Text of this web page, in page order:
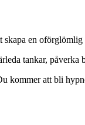
en oförglömlig
tankar, påverka
kommer att bli